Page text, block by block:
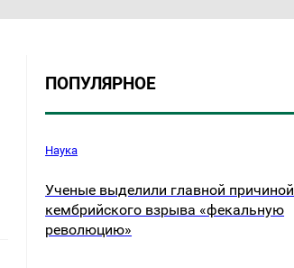
ПОПУЛЯРНОЕ
Наука
Ученые выделили главной причиной
кембрийского взрыва «фекальную
революцию»